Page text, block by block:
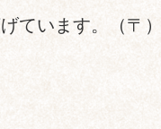
ています。（〒